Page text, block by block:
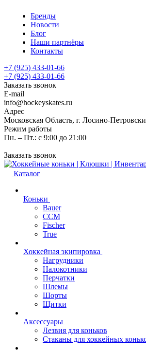
Бренды
Новости
Блог
Наши партнёры
Контакты
+7 (925) 433-01-66
+7 (925) 433-01-66
Заказать звонок
E-mail
info@hockeyskates.ru
Адрес
Московская Область, г. Лосино-
Режим работы
Пн. – Пт.: с 9:00 до 21:00
Заказать звонок
Каталог
Коньки
Bauer
CCM
Fischer
True
Хоккейная экипировка
Нагрудники
Налокотники
Перчатки
Шлемы
Шорты
Щитки
Аксессуары
Лезвия для коньков
Стаканы для хоккейных